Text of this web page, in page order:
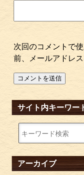
次回のコメントで
前、メールアドレ
サイト内キーワー
アーカイブ